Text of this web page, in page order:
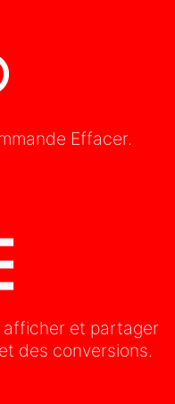
Effacer.
afficher et partager
des conversions.